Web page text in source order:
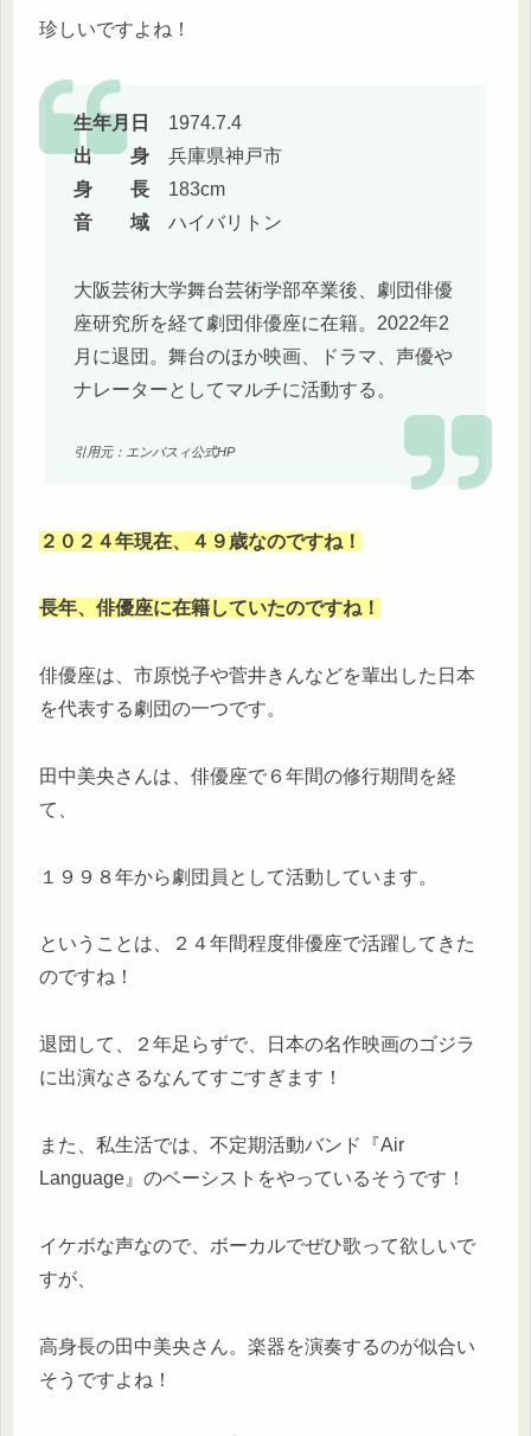
珍しいですよね！
生年月日
1974.7.4
出 身兵庫県神戸市
身 長183cm
音 域ハイバリトン
大阪芸術大学舞台芸術学部卒業後、劇団俳優
座研究所を経て劇団俳優座に在籍。2022年2
月に退団。舞台のほか映画、ドラマ、声優や
ナレーターとしてマルチに活動する。
引用元：エンパスィ公式HP
２０２４年現在、４９歳なのですね！
長年、俳優座に在籍していたのですね！
俳優座は、市原悦子や菅井きんなどを輩出した日本
を代表する劇団の一つです。
田中美央さんは、俳優座で６年間の修行期間を経
て、
１９９８年から劇団員として活動しています。
ということは、２４年間程度俳優座で活躍してきた
のですね！
退団して、２年足らずで、日本の名作映画のゴジラ
に出演なさるなんてすごすぎます！
また、私生活では、不定期活動バンド『Air
Language』のベーシストをやっているそうです！
イケボな声なので、ボーカルでぜひ歌って欲しいで
すが、
高身長の田中美央さん。楽器を演奏するのが似合い
そうですよね！